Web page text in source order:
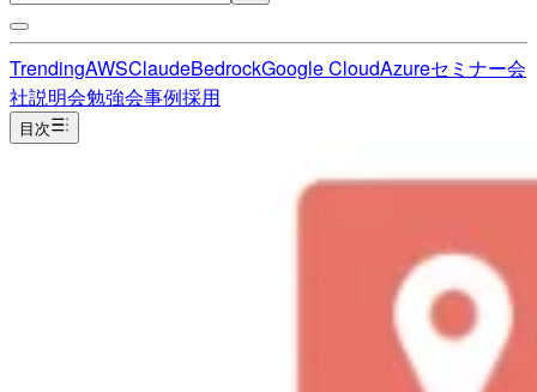
TrendingAWSClaudeBedrockGoogle CloudAzureセミナー会
社説明会勉強会事例採用
目次